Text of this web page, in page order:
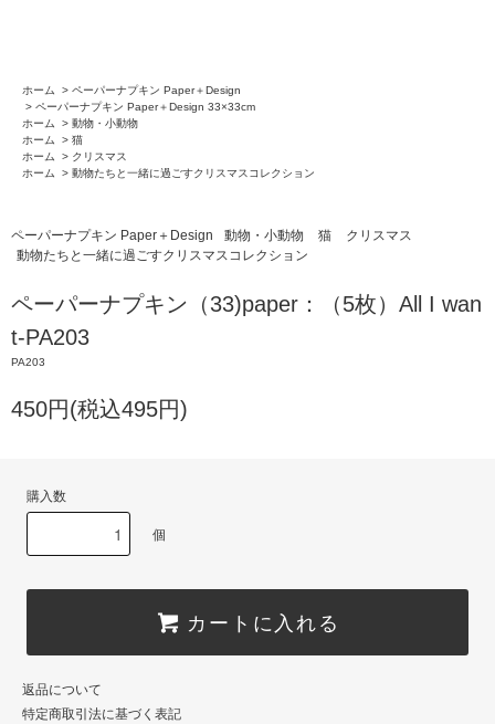
ホーム > ペーパーナプキン Paper＋Design
> ペーパーナプキン Paper＋Design 33×33cm
ホーム
> 動物・小動物
ホーム
> 猫
ホーム
> クリスマス
ホーム
> 動物たちと一緒に過ごすクリスマスコレクション
ペーパーナプキン Paper＋Design 動物・小動物 猫
クリスマス
動物たちと一緒に過ごすクリスマスコレクション
ペーパーナプキン（33)paper：（5枚）All I wan
t-PA203
PA203
450円(税込495円)
購入数
個
カートに入れる
返品について
特定商取引法に基づく表記